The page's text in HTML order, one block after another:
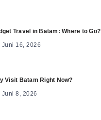
Travel in Batam: Where to Go?
Juni 16, 2026
Visit Batam Right Now?
Juni 8, 2026